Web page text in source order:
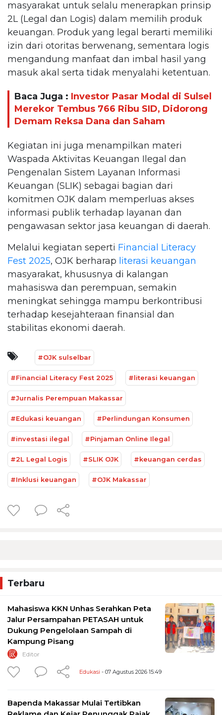
masyarakat untuk selalu menerapkan prinsip
2L (Legal dan Logis) dalam memilih produk
keuangan. Produk yang legal berarti memiliki
izin dari otoritas berwenang, sementara logis
mengandung manfaat dan imbal hasil yang
masuk akal serta tidak menyalahi ketentuan.
Baca Juga : Investor Pasar Modal di Sulsel
Merekor Tembus 766 Ribu SID, Didorong
Demam Reksa Dana dan Saham
Kegiatan ini juga menampilkan materi
Waspada Aktivitas Keuangan Ilegal dan
Pengenalan Sistem Layanan Informasi
Keuangan (SLIK) sebagai bagian dari
komitmen OJK dalam memperluas akses
informasi publik terhadap layanan dan
pengawasan sektor jasa keuangan di daerah.
Melalui kegiatan seperti Financial Literacy
Fest 2025, OJK berharap literasi keuangan
masyarakat, khususnya di kalangan
mahasiswa dan perempuan, semakin
meningkat sehingga mampu berkontribusi
terhadap kesejahteraan finansial dan
stabilitas ekonomi daerah.
#OJK sulselbar
#Financial Literacy Fest 2025 #literasi keuangan
#Jurnalis Perempuan Makassar
#Edukasi keuangan #Perlindungan Konsumen
#investasi ilegal #Pinjaman Online Ilegal
#2L Legal Logis #SLIK OJK #keuangan cerdas
#Inklusi keuangan #OJK Makassar
Terbaru
Mahasiswa KKN Unhas Serahkan Peta
Jalur Persampahan PETASAH untuk
Dukung Pengelolaan Sampah di
Kampung Pisang
Editor
Edukasi - 07 Agustus 2026 15:49
Bapenda Makassar Mulai Tertibkan